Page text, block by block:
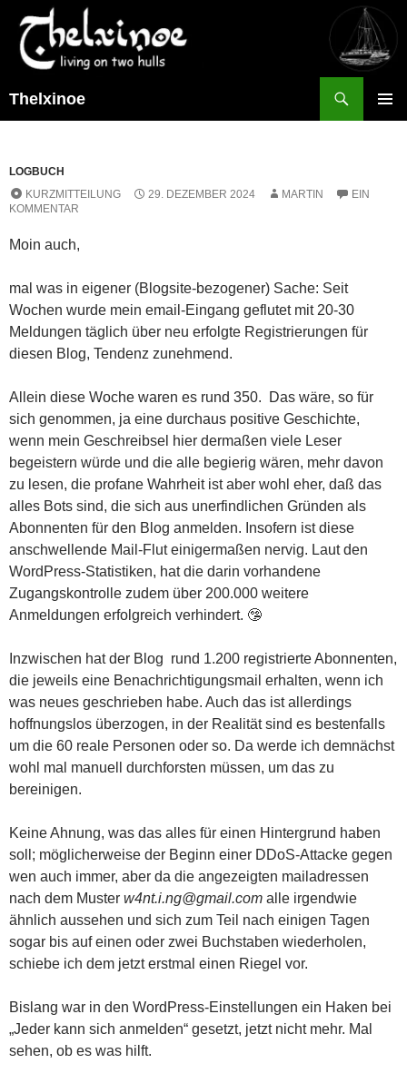
Thelxinoe
LOGBUCH
KURZMITTEILUNG
29. DEZEMBER 2024 MARTIN
EIN
KOMMENTAR
Moin auch,
mal was in eigener (Blogsite-bezogener) Sache: Seit
Wochen wurde mein email-Eingang geflutet mit 20-30
Meldungen täglich über neu erfolgte Registrierungen für
diesen Blog, Tendenz zunehmend.
Allein diese Woche waren es rund 350. Das wäre, so für
sich genommen, ja eine durchaus positive Geschichte,
wenn mein Geschreibsel hier dermaßen viele Leser
begeistern würde und die alle begierig wären, mehr davon
zu lesen, die profane Wahrheit ist aber wohl eher, daß das
alles Bots sind, die sich aus unerfindlichen Gründen als
Abonnenten für den Blog anmelden. Insofern ist diese
anschwellende Mail-Flut einigermaßen nervig. Laut den
WordPress-Statistiken, hat die darin vorhandene
Zugangskontrolle zudem über 200.000 weitere
Anmeldungen erfolgreich verhindert. 🤥
Inzwischen hat der Blog rund 1.200 registrierte Abonnenten,
die jeweils eine Benachrichtigungsmail erhalten, wenn ich
was neues geschrieben habe. Auch das ist allerdings
hoffnungslos überzogen, in der Realität sind es bestenfalls
um die 60 reale Personen oder so. Da werde ich demnächst
wohl mal manuell durchforsten müssen, um das zu
bereinigen.
Keine Ahnung, was das alles für einen Hintergrund haben
soll; möglicherweise der Beginn einer DDoS-Attacke gegen
wen auch immer, aber da die angezeigten mailadressen
nach dem Muster w4nt.i.ng@gmail.com alle irgendwie
ähnlich aussehen und sich zum Teil nach einigen Tagen
sogar bis auf einen oder zwei Buchstaben wiederholen,
schiebe ich dem jetzt erstmal einen Riegel vor.
Bislang war in den WordPress-Einstellungen ein Haken bei
„Jeder kann sich anmelden“ gesetzt, jetzt nicht mehr. Mal
sehen, ob es was hilft.